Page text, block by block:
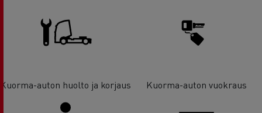
Kuorma-auton huolto ja korjaus Kuorma-auton vuokraus